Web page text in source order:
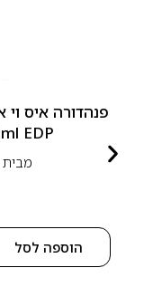
EDP
מבית
הוספה לסל